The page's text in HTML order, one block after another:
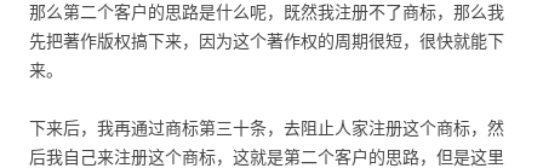
那么第二个客户的思路是什么呢，既然我注册不了商标，那么我
先把著作版权搞下来，因为这个著作权的周期很短，很快就能下
来。
下来后，我再通过商标第三十条，去阻止人家注册这个商标，然
后我自己来注册这个商标，这就是第二个客户的思路，但是这里